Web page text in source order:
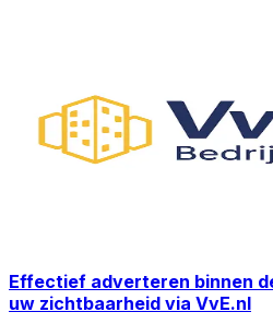
Effectief adverteren binnen
uw zichtbaarheid via VvE.nl